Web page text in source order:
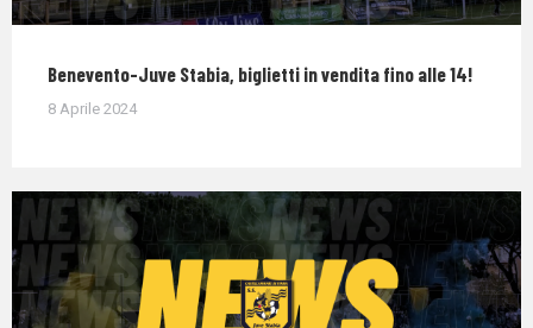
Benevento-Juve Stabia, biglietti in vendita fino alle 14!
8 Aprile 2024